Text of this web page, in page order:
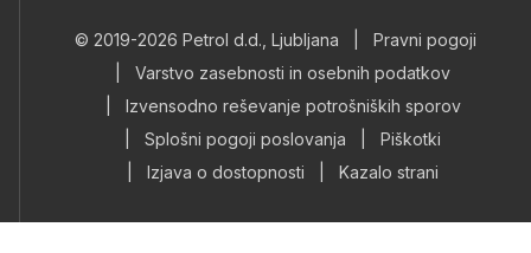
© 2019-2026 Petrol d.d., Ljubljana
Pravni pogoji
Varstvo zasebnosti in osebnih podatkov
Izvensodno reševanje potrošniških sporov
Splošni pogoji poslovanja
Piškotki
Izjava o dostopnosti Kazalo strani